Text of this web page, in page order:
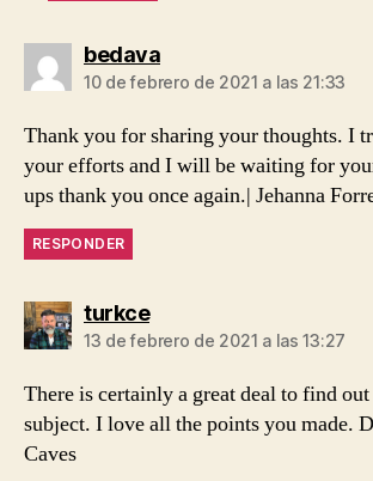
bedavadice:
10 de febrero de 2021 a las 21:33
Thank you for sharing your thoughts. I
your efforts and I will be waiting for
ups thank you once again.| Jehanna
RESPONDER
turkcedice:
13 de febrero de 2021 a las 13:27
There is certainly a great deal to find
subject. I love all the points you made.
Caves